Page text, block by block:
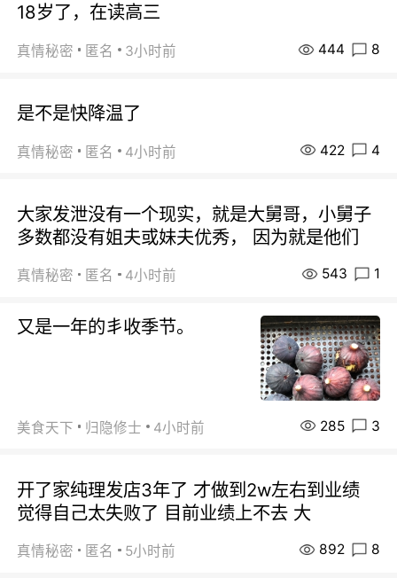
18岁了，在读高三
真情秘密 匿名 3小时前 444 8
是不是快降温了
真情秘密 匿名 4小时前 422 4
大家发泄没有一个现实，就是大舅哥，小舅子
多数都没有姐夫或妹夫优秀， 因为就是他们
真情秘密 匿名 4小时前 543 1
又是一年的丯收季节。
美食天下 归隐修士 4小时前 285 3
开了家纯理发店3年了 才做到2w左右到业绩
觉得自己太失败了 目前业绩上不去 大
真情秘密 匿名 5小时前 892 8